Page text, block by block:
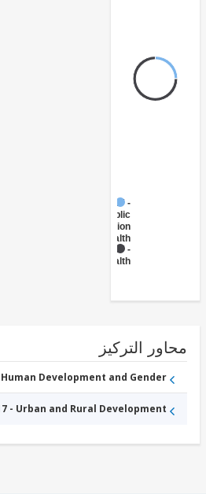
Administration
التركيز
FY17 - Human Development and Gender
FY17 - Urban and Rural Development